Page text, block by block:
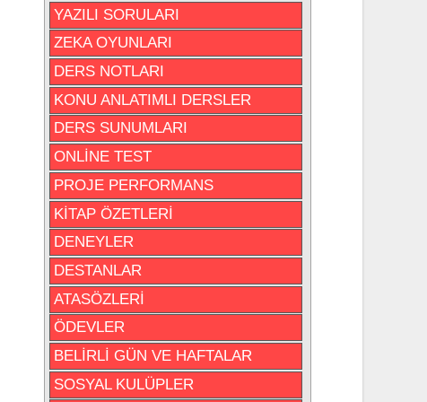
YAZILI SORULARI
ZEKA OYUNLARI
DERS NOTLARI
KONU ANLATIMLI DERSLER
DERS SUNUMLARI
ONLİNE TEST
PROJE PERFORMANS
KİTAP ÖZETLERİ
DENEYLER
DESTANLAR
ATASÖZLERİ
ÖDEVLER
BELİRLİ GÜN VE HAFTALAR
SOSYAL KULÜPLER